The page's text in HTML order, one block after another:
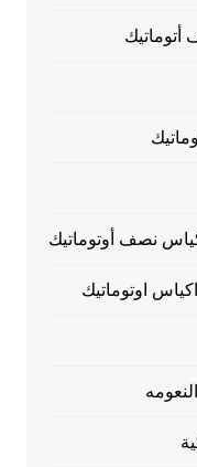
أتوماتيك
نصف أوتوماتيك
اوتوماتيك